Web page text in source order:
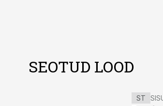
SEOTUD LOOD
ST